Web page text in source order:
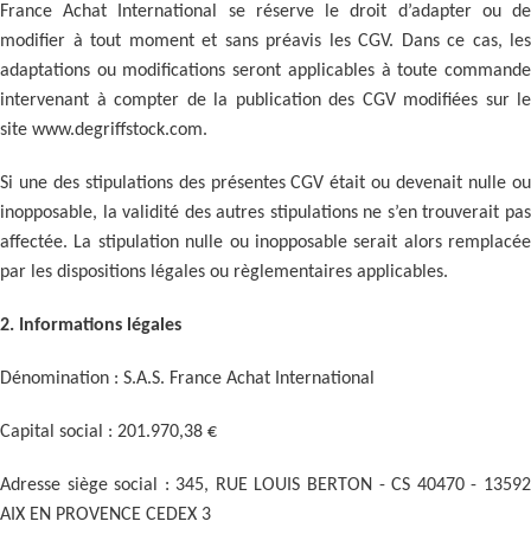
France Achat International se réserve le droit d’adapter ou de
modifier à tout moment et sans préavis les CGV. Dans ce cas, les
adaptations ou modifications seront applicables à toute commande
intervenant à compter de la publication des CGV modifiées sur le
site www.degriffstock.com.
Si une des stipulations des présentes CGV était ou devenait nulle ou
inopposable, la validité des autres stipulations ne s’en trouverait pas
affectée. La stipulation nulle ou inopposable serait alors remplacée
par les dispositions légales ou règlementaires applicables.
2. Informations légales
Dénomination : S.A.S. France Achat International
Capital social : 201.970,38 €
Adresse siège social : 345, RUE LOUIS BERTON - CS 40470 - 13592
AIX EN PROVENCE CEDEX 3